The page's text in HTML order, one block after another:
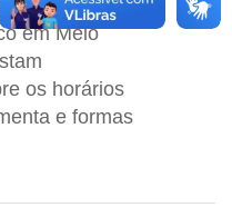
no ano
em Meio
os horários
e formas